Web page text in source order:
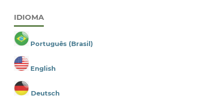
IDIOMA
Português (Brasil)
English
Deutsch